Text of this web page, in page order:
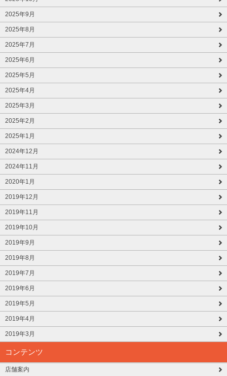
2025年9月
2025年8月
2025年7月
2025年6月
2025年5月
2025年4月
2025年3月
2025年2月
2025年1月
2024年12月
2024年11月
2020年1月
2019年12月
2019年11月
2019年10月
2019年9月
2019年8月
2019年7月
2019年6月
2019年5月
2019年4月
2019年3月
コンテンツ
店舗案内